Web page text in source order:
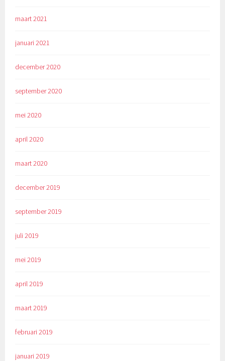
maart 2021
januari 2021
december 2020
september 2020
mei 2020
april 2020
maart 2020
december 2019
september 2019
juli 2019
mei 2019
april 2019
maart 2019
februari 2019
januari 2019